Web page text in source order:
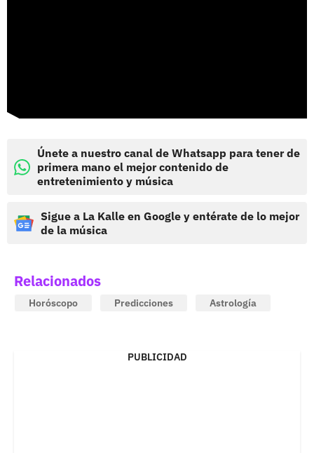
Únete a nuestro canal de Whatsapp para tener de
primera mano el mejor contenido de
entretenimiento y música
Sigue a La Kalle en Google y entérate de lo mejor
de la música
Relacionados
Horóscopo Predicciones Astrología
PUBLICIDAD